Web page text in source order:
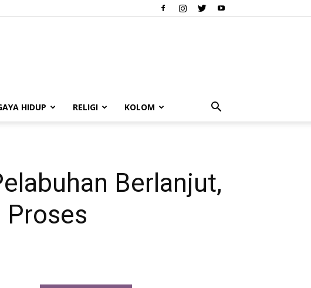
HIDUP RELIGI KOLOM
Berlanjut,